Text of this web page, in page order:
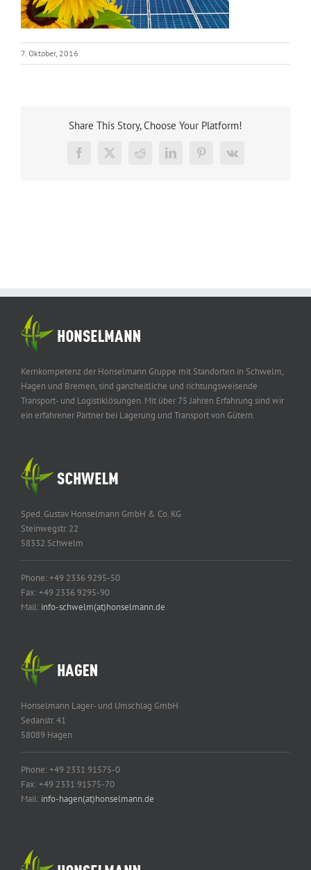
7. Oktober, 2016
Share This Story, Choose Your Platform!
Facebook
X RedditLinkedInPinterest
Vk
Kernkompetenz der Honselmann Gruppe mit Standorten in Schwelm,
Hagen und Bremen, sind ganzheitliche und richtungsweisende
Transport- und Logistiklösungen. Mit über 75 Jahren Erfahrung sind wir
ein erfahrener Partner bei Lagerung und Transport von Gütern.
Sped. Gustav Honselmann GmbH & Co. KG
Steinwegstr. 22
58332 Schwelm
Phone: +49 2336 9295-50
Fax: +49 2336 9295-90
Mail: info-schwelm(at)honselmann.de
Honselmann Lager- und Umschlag GmbH
Sedanstr. 41
58089 Hagen
Phone: +49 2331 91575-0
Fax: +49 2331 91575-70
Mail: info-hagen(at)honselmann.de